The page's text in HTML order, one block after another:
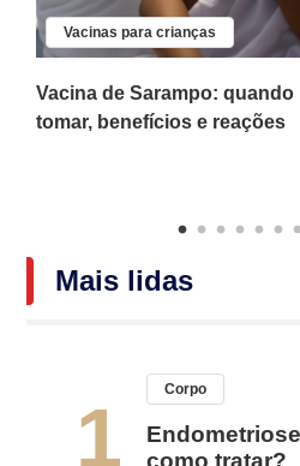
Vacinas para crianças
Vacina de Sarampo: quando
tomar, benefícios e reações
Mais lidas
1
Corpo
como tratar?